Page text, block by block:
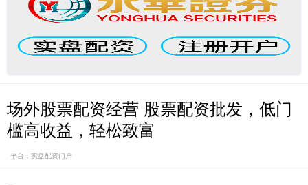
场外股票配资经营 股票配资批发，低门
槛高收益，轻松致富
平台：实盘配资门户